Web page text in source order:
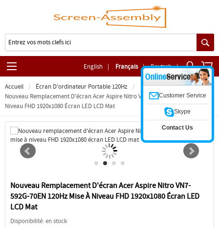
English | Français | Deutsch |
Accueil
Écran D'ordinateur Portable 120Hz
Nouveau Remplacement D'écran Acer Aspire Nitro VN7-592G-70EN 120Hz Mise À
Niveau FHD 1920x1080 Écran LED LCD Mat
Nouveau Remplacement D'écran Acer Aspire Nitro VN7-
592G-70EN 120Hz Mise À Niveau FHD 1920x1080 Écran LED
LCD Mat
Disponibilité: en stock
Customer Service
Skype
Contact Us